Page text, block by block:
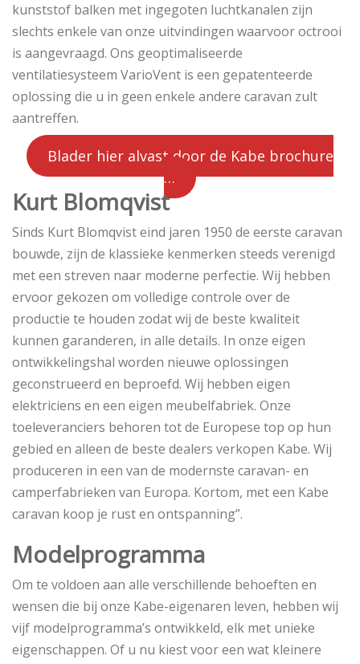
kunststof balken met ingegoten luchtkanalen zijn
slechts enkele van onze uitvindingen waarvoor octrooi
is aangevraagd. Ons geoptimaliseerde
ventilatiesysteem VarioVent is een gepatenteerde
oplossing die u in geen enkele andere caravan zult
aantreffen.
Blader hier alvast door de Kabe brochure
…
Kurt Blomqvist
Sinds Kurt Blomqvist eind jaren 1950 de eerste caravan
bouwde, zijn de klassieke kenmerken steeds verenigd
met een streven naar moderne perfectie. Wij hebben
ervoor gekozen om volledige controle over de
productie te houden zodat wij de beste kwaliteit
kunnen garanderen, in alle details. In onze eigen
ontwikkelingshal worden nieuwe oplossingen
geconstrueerd en beproefd. Wij hebben eigen
elektriciens en een eigen meubelfabriek. Onze
toeleveranciers behoren tot de Europese top op hun
gebied en alleen de beste dealers verkopen Kabe. Wij
produceren in een van de modernste caravan- en
camperfabrieken van Europa. Kortom, met een Kabe
caravan koop je rust en ontspanning”.
Modelprogramma
Om te voldoen aan alle verschillende behoeften en
wensen die bij onze Kabe-eigenaren leven, hebben wij
vijf modelprogramma’s ontwikkeld, elk met unieke
eigenschappen. Of u nu kiest voor een wat kleinere